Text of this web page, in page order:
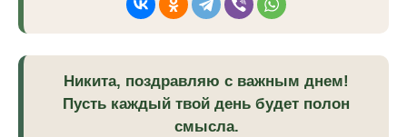
Никита, поздравляю с важным днем!
Пусть каждый твой день будет полон
смысла.